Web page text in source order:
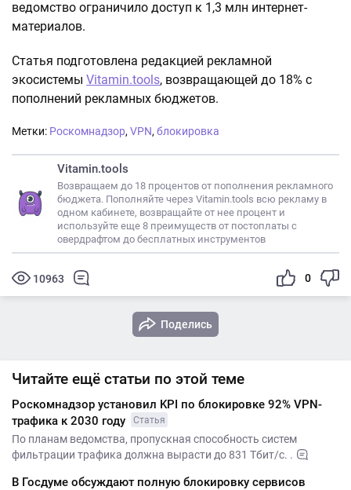
ведомство ограничило доступ к 1,3 млн интернет-
материалов.
Статья подготовлена редакцией рекламной
экосистемы Vitamin.tools, возвращающей до 18% с
пополнений рекламных бюджетов.
Метки: Роскомнадзор, VPN, блокировка
Vitamin.tools
Возвращаем до 18 процентов от пополнения рекламного
бюджета. Пополняйте через Vitamin.tools всю рекламу в
одном кабинете, возвращайте от нее процент и
используйте еще 8 преимуществ от постоплаты с
овердрафтом до бесплатных инструментов
10963 0
Поделись
Читайте ещё статьи по этой теме
Роскомнадзор установил KPI по блокировке 92% VPN-
трафика к 2030 году
Статья
По планам ведомства, пропускная способность систем
фильтрации трафика должна вырасти до 831 Тбит/с. .
В Госдуме обсуждают полную блокировку сервисов